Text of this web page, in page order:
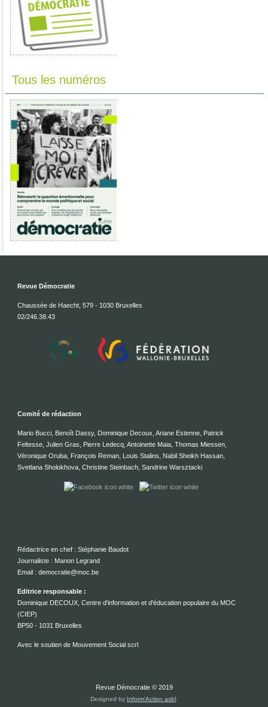
Tous les numéros
Revue Démocratie
Chaussée de Haecht, 579 - 1030 Bruxelles
02/246.38.43
Comité de rédaction
Mario Bucci, Benoît Dassy, Dominique Decoux, Ariane Estenne, Patrick
Feltesse, Julien Gras, Pierre Ledecq, Antoinette Maia, Thomas Miessen,
Véronique Oruba, François Reman, Louis Stalins, Nabil Sheikh Hassan,
Svetlana Sholokhova, Christine Steinbach, Sandrine Warsztacki
Rédactrice en chef : Stéphanie Baudot
Journaliste : Manon Legrand
Email : democratie@moc.be
Editrice responsable :
Dominique DECOUX, Centre d'information et d'éducation populaire du MOC
(CIEP)
BP50 - 1031 Bruxelles
Avec le soutien de Mouvement Social scrl
Revue Démocratie © 2019
Designed by Inform'Action asbl